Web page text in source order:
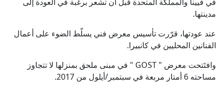
مدينتها.
عند عودتها، قرّرت تأسيس معرض فني يسلّط الضوء على أعمال
الفنانين المحليين في كانبيرا.
وافتَتحت معرض " GOST " في مبنى ملحق بمنزلها لا تتجاوز
مساحته 6 أمتار مربعة في سبتمبر/أيلول من 2017.